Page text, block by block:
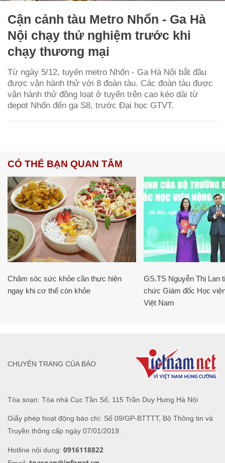
Cận cảnh tàu Metro Nhổn - Ga Hà
Nội chạy thử nghiệm trước khi
chạy thương mại
Từ ngày 5/12, tuyến metro Nhổn - Ga Hà Nội bắt đầu
được vận hành thử với 8 đoàn tàu. Các đoàn tàu được
vận hành thử đồng loạt ở tuyến trên cao kéo dài từ
depot Nhổn đến ga S8, trước Đại học GTVT.
CÓ THỂ BẠN QUAN TÂM
Chăm sóc sức khỏe cần thực hiện
ngay khi cơ thể còn khỏe
GS.TS Nguyễn Thị Lan
chức Giám đốc Học
Việt Nam
Tòa soạn: Tòa nhà Cục Tần Số, 115 Trần Duy Hưng Hà Nội
Giấy phép hoạt động báo chí: Số 09/GP-BTTTT, Bộ Thông tin và
Truyền thông cấp ngày 07/01/2019.
Hotline nội dung: 0916118822
CHUYÊN TRANG CỦA BÁO